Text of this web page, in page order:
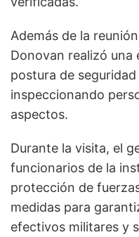
Además de la
Donovan realizó una
postura de
inspeccionando
aspectos.
Durante la visita, el
funcionarios de la
protección de
medidas para
efectivos militares y